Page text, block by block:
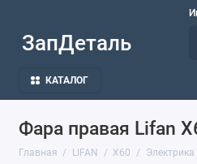
ЗапДеталь
КАТАЛОГ
Фара правая Lifan
Главная LIFAN X60 Электрика